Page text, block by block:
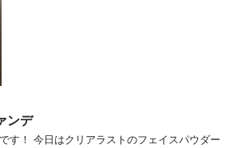
ンデ
す！ 今日はクリアラストのフェイスパウダー